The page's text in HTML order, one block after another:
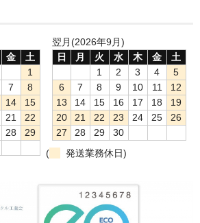
金
土
1
7
8
14
15
21
22
28
29
翌月(2026年9月)
日
月 火 水 木 金
土
1
2 3 4
5
6
7 8 9 10 11
12
13
14 15 16 17 18
19
20
21 22 23 24 25
26
27
28 29
30
(
発送業務休日)